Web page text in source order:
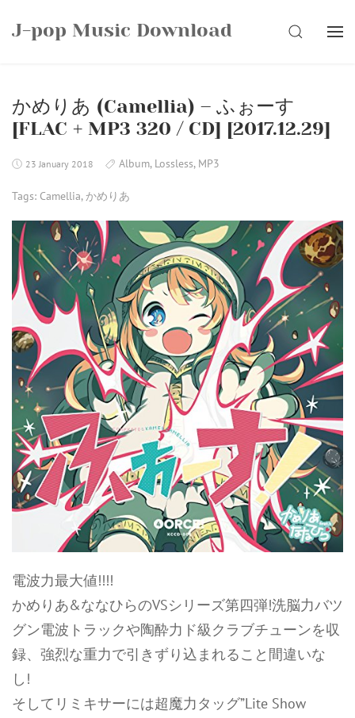
J-pop Music Download SEARCH
かめりあ (Camellia) – ふぉーす
[FLAC + MP3 320 / CD] [2017.12.29]
23 January 2018 Album, Lossless, MP3
Tags: Camellia,かめりあ
電波力最大値!!!!
かめりあ&ななひらのVSシリーズ第四弾!洗脳力バツ
グン電波トラックや陶酔力ド級クラブチューンを収
録、強烈な重力で引きずり込まれること間違いな
し!
そしてリミキサーには超魔力タッグ”Lite Show